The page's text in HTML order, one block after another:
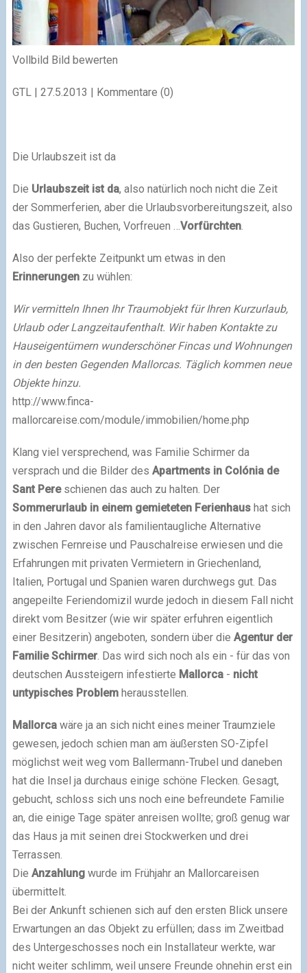
Vollbild Bild bewerten
GTL | 27.5.2013 | Kommentare (0)
Die Urlaubszeit ist da
Die Urlaubszeit ist da, also natürlich noch nicht die Zeit
der Sommerferien, aber die Urlaubsvorbereitungszeit, also
das Gustieren, Buchen, Vorfreuen … Vorfürchten.
Also der perfekte Zeitpunkt um etwas in den
Erinnerungen zu wühlen:
Wir vermitteln Ihnen Ihr Traumobjekt für Ihren Kurzurlaub,
Urlaub oder Langzeitaufenthalt. Wir haben Kontakte zu
Hauseigentümern wunderschöner Fincas und Wohnungen
in den besten Gegenden Mallorcas. Täglich kommen neue
Objekte hinzu.
http://www.finca-
mallorcareise.com/module/immobilien/home.php
Klang viel versprechend, was Familie Schirmer da
versprach und die Bilder des Apartments in Colónia de
Sant Pere schienen das auch zu halten. Der
Sommerurlaub in einem gemieteten Ferienhaus hat sich
in den Jahren davor als familientaugliche Alternative
zwischen Fernreise und Pauschalreise erwiesen und die
Erfahrungen mit privaten Vermietern in Griechenland,
Italien, Portugal und Spanien waren durchwegs gut. Das
angepeilte Feriendomizil wurde jedoch in diesem Fall nicht
direkt vom Besitzer (wie wir später erfuhren eigentlich
einer Besitzerin) angeboten, sondern über die Agentur der
Familie Schirmer. Das wird sich noch als ein - für das von
deutschen Aussteigern infestierte Mallorca- nicht
untypisches Problem herausstellen.
Mallorca wäre ja an sich nicht eines meiner Traumziele
gewesen, jedoch schien man am äußersten SO-Zipfel
möglichst weit weg vom Ballermann-Trubel und daneben
hat die Insel ja durchaus einige schöne Flecken. Gesagt,
gebucht, schloss sich uns noch eine befreundete Familie
an, die einige Tage später anreisen wollte; groß genug war
das Haus ja mit seinen drei Stockwerken und drei
Terrassen.
Die Anzahlung wurde im Frühjahr an Mallorcareisen
übermittelt.
Bei der Ankunft schienen sich auf den ersten Blick unsere
Erwartungen an das Objekt zu erfüllen; dass im Zweitbad
des Untergeschosses noch ein Installateur werkte, war
nicht weiter schlimm, weil unsere Freunde ohnehin erst ein